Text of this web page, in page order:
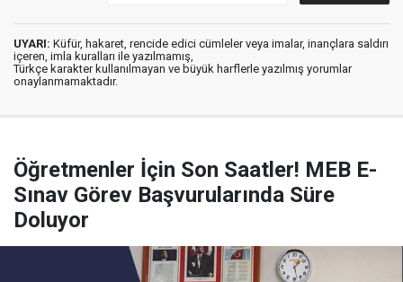
UYARI: Küfür, hakaret, rencide edici cümleler veya imalar, inançlara saldırı
içeren, imla kuralları ile yazılmamış,
Türkçe karakter kullanılmayan ve büyük harflerle yazılmış yorumlar
onaylanmamaktadır.
Öğretmenler İçin Son Saatler! MEB E-
Sınav Görev Başvurularında Süre
Doluyor